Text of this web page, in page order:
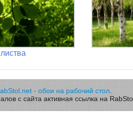
- обои на рабочий стол
с сайта активная ссылка на